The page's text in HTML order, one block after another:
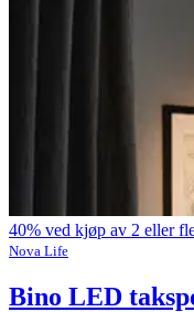
40% ved kjøp av 2 eller
Nova Life
Bino LED